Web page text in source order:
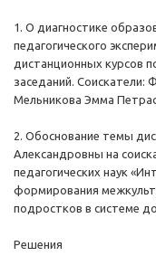
1. О диагностике
педагогического
дистанционных курсов
заседаний.
Мельникова Эмма
2. Обоснование темы
Александровны на
педагогических наук
формирования
подростков в системе
Решения